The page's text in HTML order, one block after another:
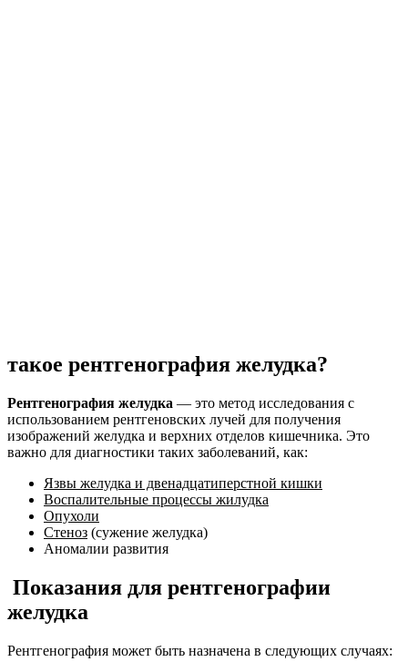
такое рентгенография желудка?
Рентгенография желудка — это метод исследования с
использованием рентгеновских лучей для получения
изображений желудка и верхних отделов кишечника. Это
важно для диагностики таких заболеваний, как:
Язвы желудка и двенадцатиперстной кишки
Воспалительные процессы жилудка
Опухоли
Стеноз (сужение желудка)
Аномалии развития
Показания для рентгенографии
желудка
Рентгенография может быть назначена в следующих случаях: